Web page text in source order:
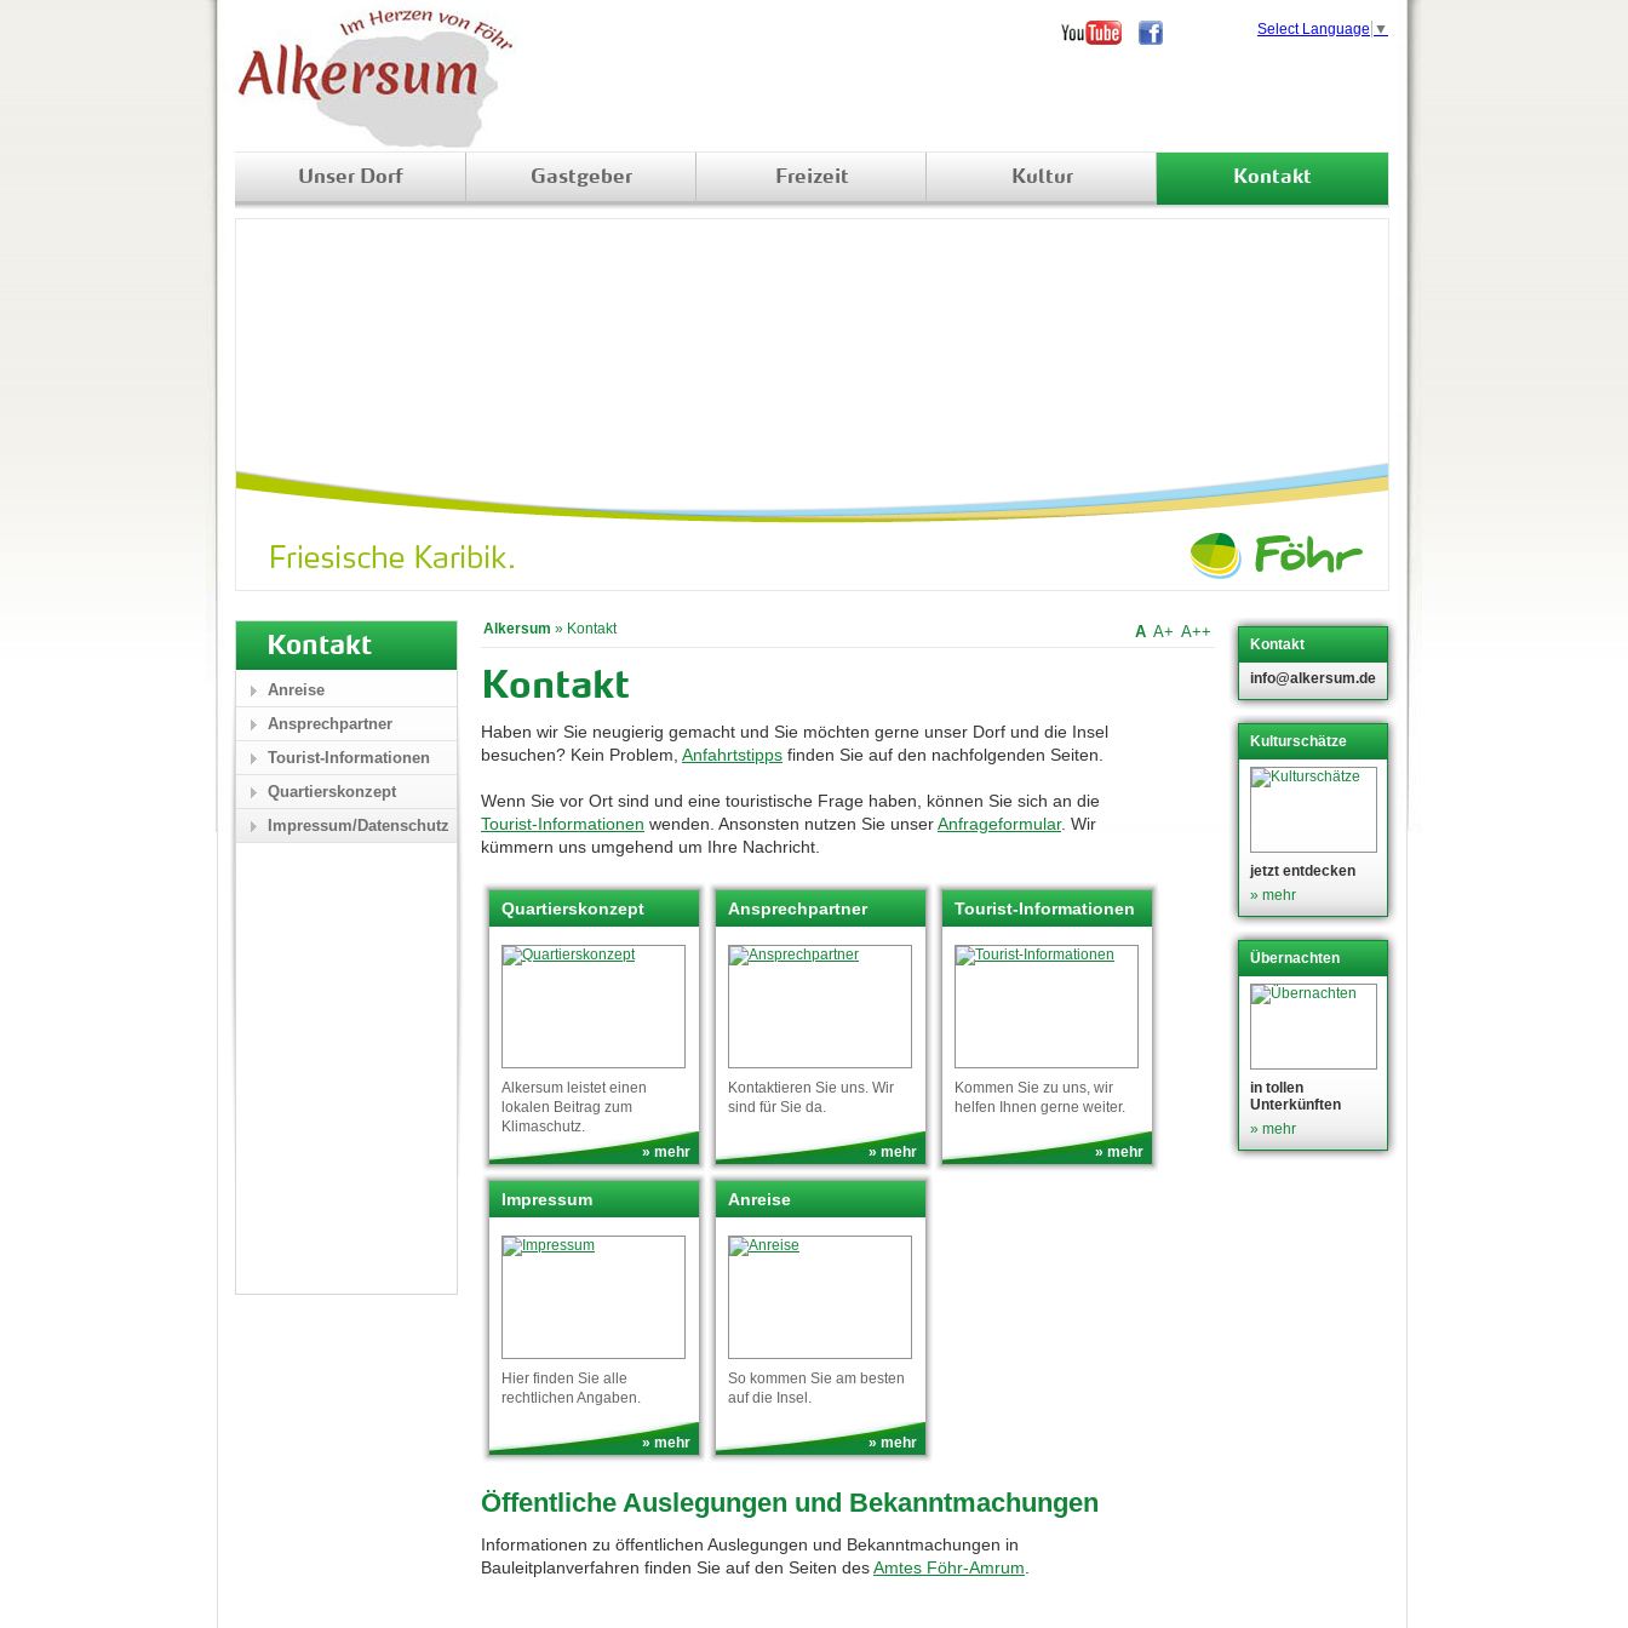
Unser Dorf Gastgeber Freizeit Kultur Kontakt
Alkersum » Kontakt A A+ A++
Kontakt
Haben wir Sie neugierig gemacht und Sie möchten gerne unser Dorf und die Insel
besuchen? Kein Problem, Anfahrtstipps finden Sie auf den nachfolgenden Seiten.
Wenn Sie vor Ort sind und eine touristische Frage haben, können Sie sich an die
Tourist-Informationen wenden. Ansonsten nutzen Sie unserAnfrageformular. Wir
kümmern uns umgehend um Ihre Nachricht.
Quartierskonzept
Alkersum leistet einen
lokalen Beitrag zum
Klimaschutz.
» mehr
Ansprechpartner
Kontaktieren Sie uns. Wir
sind für Sie da.
» mehr
Tourist-Informationen
Kommen Sie zu uns, wir
helfen Ihnen gerne weiter.
» mehr
Impressum
Hier finden Sie alle
rechtlichen Angaben.
» mehr
Anreise
So kommen Sie am besten
auf die Insel.
» mehr
Öffentliche Auslegungen und Bekanntmachungen
Informationen zu öffentlichen Auslegungen und Bekanntmachungen in
Bauleitplanverfahren finden Sie auf den Seiten desAmtes Föhr-Amrum
Kontakt
info@alkersum.de
Kulturschätze
jetzt entdecken
» mehr
Übernachten
in tollen
Unterkünften
» mehr
Kontakt
Anreise
Ansprechpartner
Tourist-Informationen
Quartierskonzept
Impressum/Datenschutz
Select Language ▼